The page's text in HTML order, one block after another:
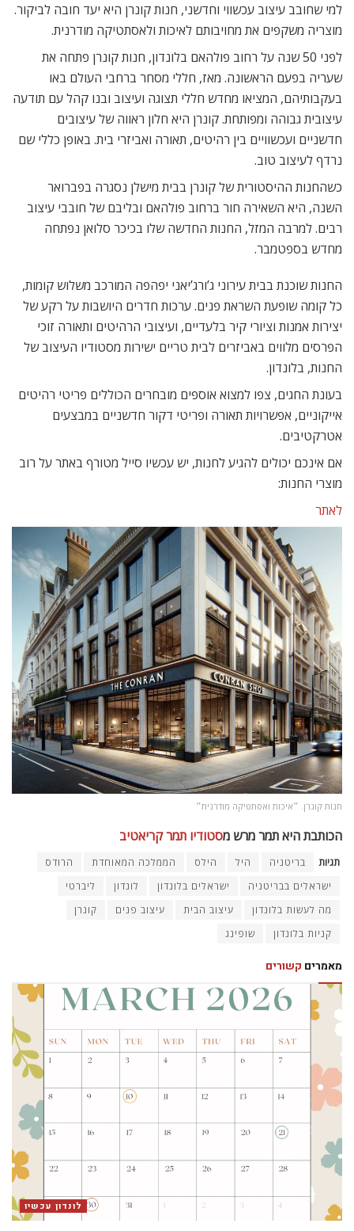
למי שחובב עיצוב עכשווי וחדשני, חנות קונרן היא יעד חובה לביקור.
מוצריה משקפים את מחויבותם לאיכות ולאסתטיקה מודרנית.
לפני 50 שנה על רחוב פולהאם בלונדון, חנות קונרן פתחה את
שעריה בפעם הראשונה. מאז, חללי מסחר ברחבי העולם באו
בעקבותיהם, המציאו מחדש חללי תצוגה ועיצוב ובנו קהל עם תודעה
עיצובית גבוהה ומפותחת. קונרן היא חלון ראווה של עיצובים
חדשניים ועכשוויים בין רהיטים, תאורה ואביזרי בית. באופן כללי שם
נרדף לעיצוב טוב.
כשהחנות ההיסטורית של קונרן בבית מישלן נסגרה בפברואר
השנה, היא השאירה חור ברחוב פולהאם ובליבם של חובבי עיצוב
רבים. למרבה המזל, החנות החדשה שלו בכיכר סלואן נפתחה
מחדש בספטמבר.
החנות שוכנת בבית עירוני ג’ורג’יאני יפהפה המורכב משלוש קומות,
כל קומה שופעת השראת פנים. ערכות חדרים היושבות על רקע של
יצירות אמנות וציורי קיר בלעדיים, ועיצובי הרהיטים ותאורה זוכי
הפרסים מלווים באביזרים לבית טריים ישירות מסטודיו העיצוב של
החנות, בלונדון.
בעונת החגים, צפו למצוא אוספים מובחרים הכוללים פריטי רהיטים
אייקוניים, אפשרויות תאורה ופריטי דקור חדשניים במבצעים
אטרקטיבים.
אם אינכם יכולים להגיע לחנות, יש עכשיו סייל מטורף באתר על רוב
מוצרי החנות:
לאתר
חנות קונרן. ״איכות ואסתטיקה מודרנית״
הכותבת היא תמר מרש מסטודיו תמר קריאטיב
תגיות בריטניה היל הילס הממלכה המאוחדת
הרודס
ישראלים בבריטניה
ישראלים בלונדון לונדון
ליברטי
מה לעשות בלונדון
עיצוב הבית עיצוב פנים
קונרן
קניות בלונדון
שופינג
מאמרים קשורים
לונדון עכשיו